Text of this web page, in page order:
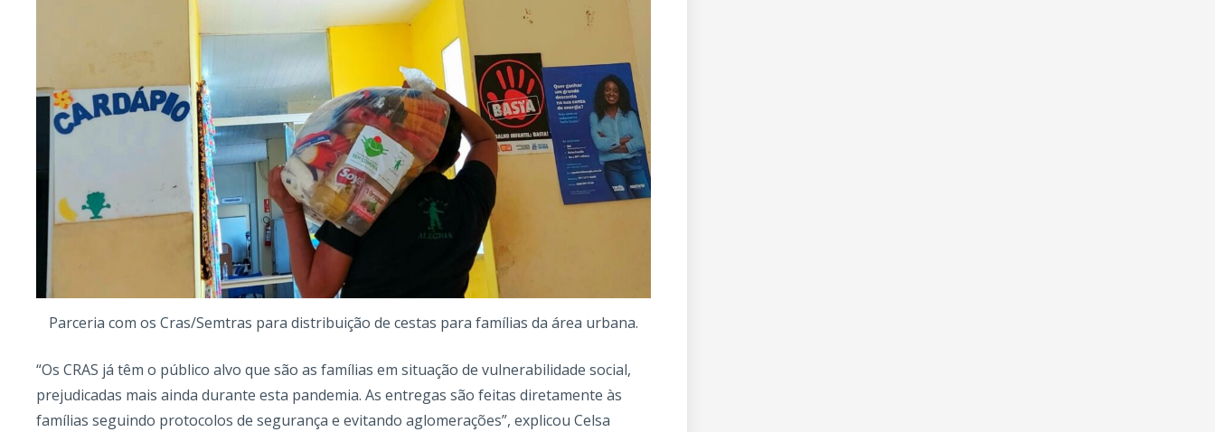
Parceria com os Cras/Semtras para distribuição de cestas para famílias da área urbana.
“Os CRAS já têm o público alvo que são as famílias em situação de vulnerabilidade social,
prejudicadas mais ainda durante esta pandemia. As entregas são feitas diretamente às
famílias seguindo protocolos de segurança e evitando aglomerações”, explicou Celsa